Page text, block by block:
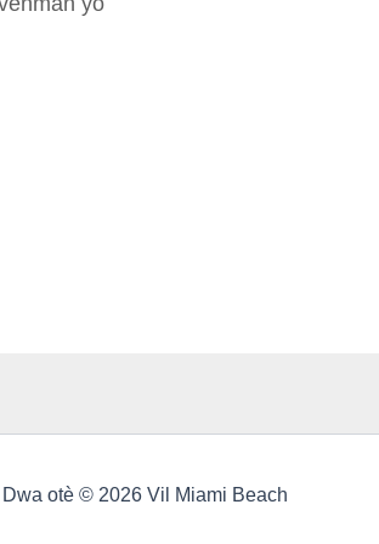
Dwa otè © 2026 Vil Miami Beach